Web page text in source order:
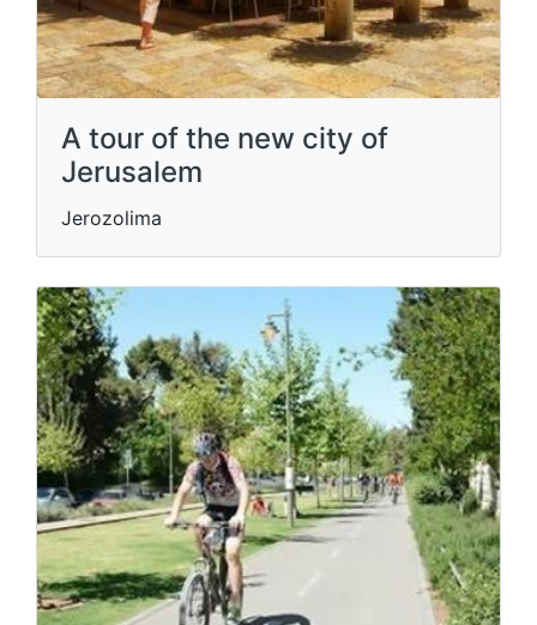
A tour of the new city of
Jerusalem
Jerozolima